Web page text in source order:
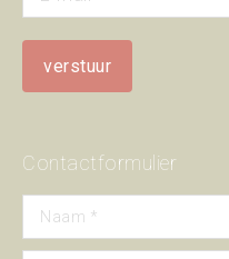
Contactformulier
Naam *